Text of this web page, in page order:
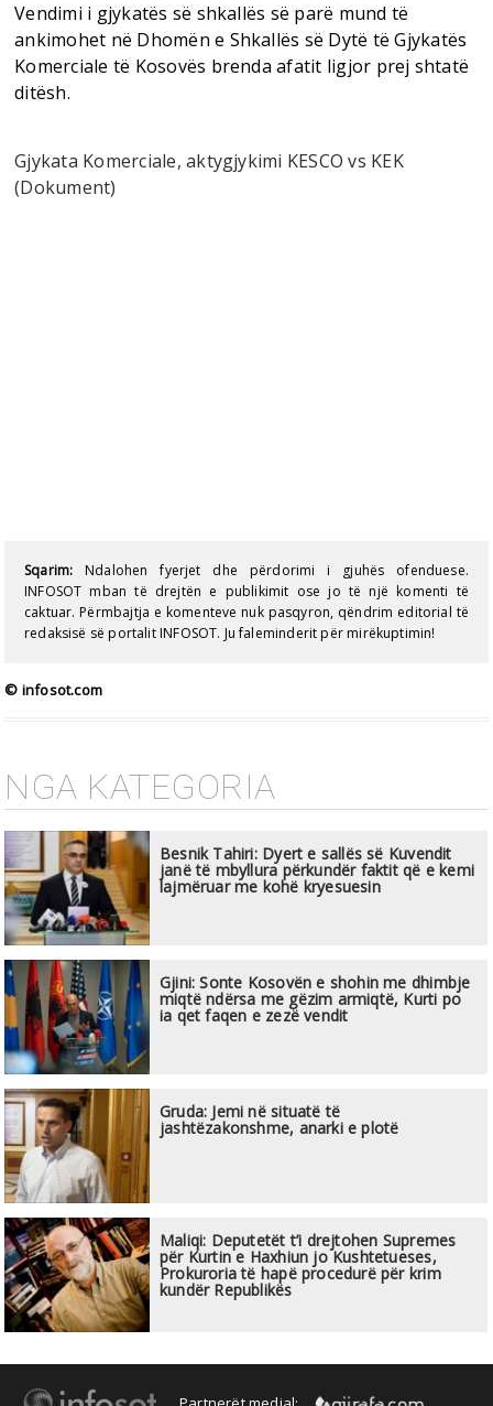
Vendimi i gjykatës së shkallës së parë mund të
ankimohet në Dhomën e Shkallës së Dytë të Gjykatës
Komerciale të Kosovës brenda afatit ligjor prej shtatë
ditësh.
Gjykata Komerciale, aktygjykimi KESCO vs KEK
(Dokument)
Sqarim: Ndalohen fyerjet dhe përdorimi i gjuhës ofenduese.
INFOSOT mban të drejtën e publikimit ose jo të një komenti të
caktuar. Përmbajtja e komenteve nuk pasqyron, qëndrim editorial të
redaksisë së portalit INFOSOT. Ju faleminderit për mirëkuptimin!
© infosot.com
NGA KATEGORIA
Besnik Tahiri: Dyert e sallës së Kuvendit
janë të mbyllura përkundër faktit që e kemi
lajmëruar me kohë kryesuesin
Gjini: Sonte Kosovën e shohin me dhimbje
miqtë ndërsa me gëzim armiqtë, Kurti po
ia qet faqen e zezë vendit
Gruda: Jemi në situatë të
jashtëzakonshme, anarki e plotë
Maliqi: Deputetët t’i drejtohen Supremes
për Kurtin e Haxhiun jo Kushtetueses,
Prokuroria të hapë procedurë për krim
kundër Republikës